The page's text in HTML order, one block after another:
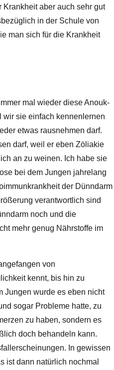
Krankheit aber auch sehr gut
in der Schule von
man sich für die Krankheit
mal wieder diese Anouk-
wir sie einfach kennenlernen
etwas rausnehmen darf.
darf, weil er eben Zöliakie
an zu weinen. Ich habe sie
bei dem Jungen jahrelang
der Dünndarm
verantwortlich sind
noch und die
mehr genug Nährstoffe im
von
kennt, bis hin zu
Jungen wurde es eben nicht
sogar Probleme hatte, zu
zu haben, sondern es
doch behandeln kann.
In gewissen
ist dann natürlich nochmal